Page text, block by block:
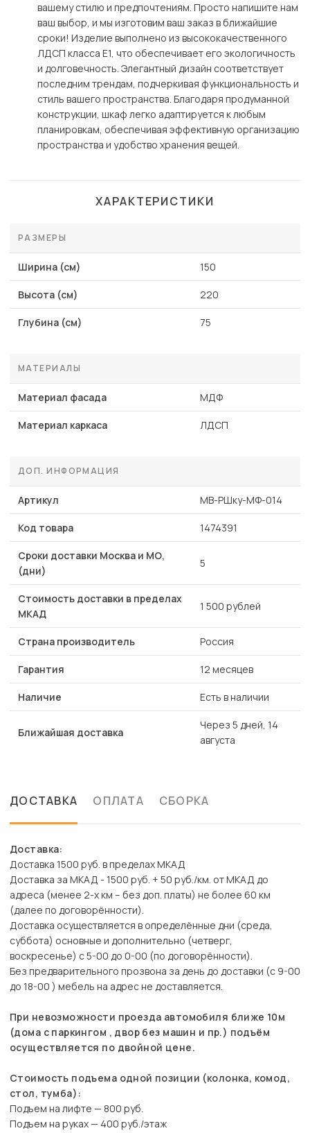
вашему стилю и предпочтениям. Просто напишите нам
ваш выбор, и мы изготовим ваш заказ в ближайшие
сроки! Изделие выполнено из высококачественного
ЛДСП класса Е1, что обеспечивает его экологичность
и долговечность. Элегантный дизайн соответствует
последним трендам, подчеркивая функциональность и
стиль вашего пространства. Благодаря продуманной
конструкции, шкаф легко адаптируется к любым
планировкам, обеспечивая эффективную организацию
пространства и удобство хранения вещей.
ХАРАКТЕРИСТИКИ
РАЗМЕРЫ
Ширина (см) 150
Высота (см) 220
Глубина (см) 75
МАТЕРИАЛЫ
Материал фасада МДФ
Материал каркаса ЛДСП
ДОП. ИНФОРМАЦИЯ
Артикул MB-РШку-МФ-014
Код товара 1474391
Сроки доставки Москва и МО,
(дни)
5
Стоимость доставки в пределах
МКАД
1 500 рублей
Страна производитель Россия
Гарантия 12 месяцев
Наличие Есть в наличии
Ближайшая доставка
Через 5 дней, 14
августа
ДОСТАВКА ОПЛАТА СБОРКА
Доставка:
Доставка 1500 руб. в пределах МКАД
Доставка за МКАД - 1500 руб. + 50 руб./км. от МКАД до
адреса (менее 2-х км – без доп. платы) не более 60 км
(далее по договорённости).
Доставка осуществляется в определённые дни (среда,
суббота) основные и дополнительно (четверг,
воскресенье) с 5-00 до 0-00 (по договорённости).
Без предварительного прозвона за день до доставки (с 9-00
до 18-00 ) мебель на адрес не доставляется.
При невозможности проезда автомобиля ближе 10м
(дома с паркингом , двор без машин и пр.) подъём
осуществляется по двойной цене.
Стоимость подъема одной позиции (колонка, комод,
стол, тумба):
Подъем на лифте — 800 руб.
Подъем на руках — 400 руб./этаж